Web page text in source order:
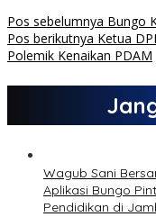
Pos sebelumnya Bungo
Pos berikutnya Ketua
Polemik Kenaikan PDAM
Wagub Sani
Aplikasi Bungo
Pendidikan di